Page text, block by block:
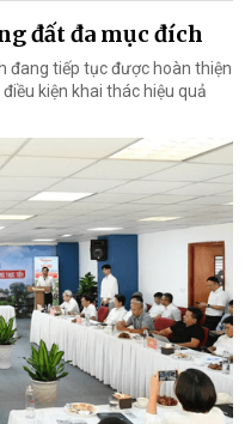
đất đa mục đích
đang tiếp tục được hoàn thiện
kiện khai thác hiệu quả